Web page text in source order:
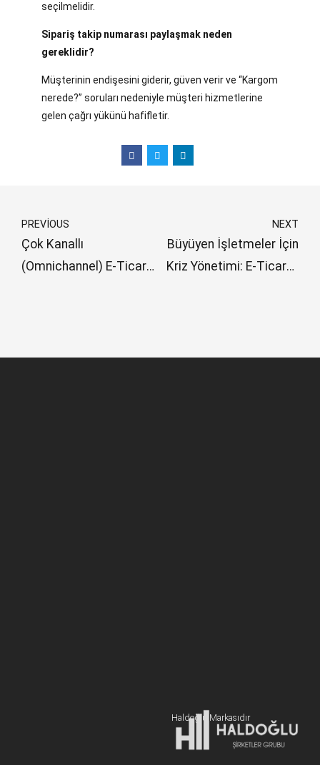
seçilmelidir.
Sipariş takip numarası paylaşmak neden
gereklidir?
Müşterinin endişesini giderir, güven verir ve “Kargom
nerede?” soruları nedeniyle müşteri hizmetlerine
gelen çağrı yükünü hafifletir.
PREVIOUS
Çok Kanallı
(Omnichannel) E-Ticaret
NEXT
Büyüyen İşletmeler İçin
Kriz Yönetimi: E-Ticaret
19 Mayıs Mah. Sümer Sk. Zitaş Blokları D:2 NO:7 Kadıköy
Haldoğlu Markasıdır